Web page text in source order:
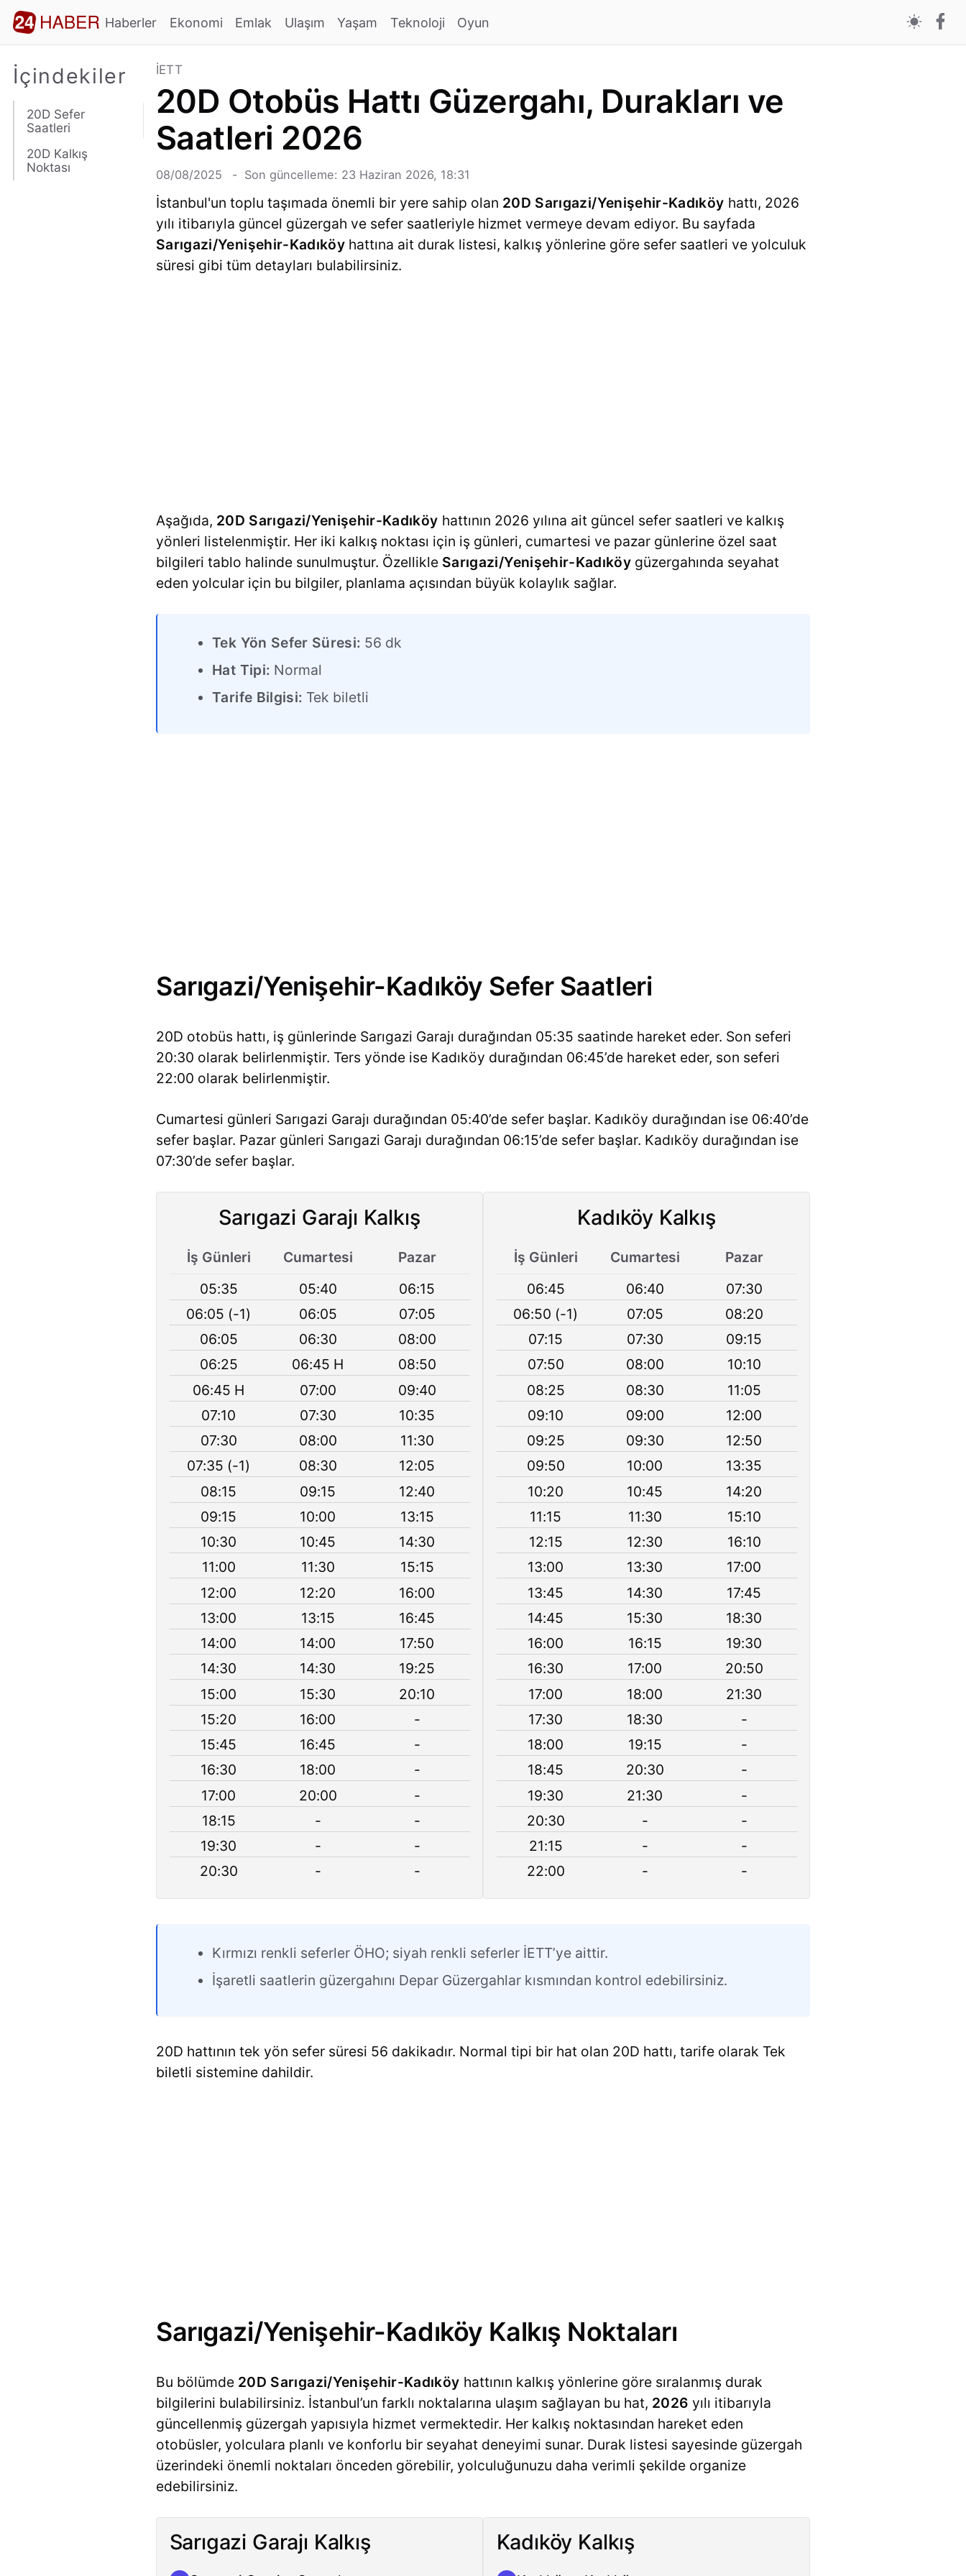
Haberler Ekonomi Emlak Ulaşım Yaşam Teknoloji Oyun
İçindekiler
20D Sefer
Saatleri
20D Kalkış
Noktası
İETT
20D Otobüs Hattı Güzergahı, Durakları ve
Saatleri 2026
08/08/2025 Son güncelleme: 23 Haziran 2026, 18:31
İstanbul'un toplu taşımada önemli bir yere sahip olan 20D Sarıgazi/Yenişehir-Kadıköy hattı, 2026
yılı itibarıyla güncel güzergah ve sefer saatleriyle hizmet vermeye devam ediyor. Bu sayfada
Sarıgazi/Yenişehir-Kadıköy hattına ait durak listesi, kalkış yönlerine göre sefer saatleri ve yolculuk
süresi gibi tüm detayları bulabilirsiniz.
Aşağıda, 20D Sarıgazi/Yenişehir-Kadıköy hattının 2026 yılına ait güncel sefer saatleri ve kalkış
yönleri listelenmiştir. Her iki kalkış noktası için iş günleri, cumartesi ve pazar günlerine özel saat
bilgileri tablo halinde sunulmuştur. Özellikle Sarıgazi/Yenişehir-Kadıköy güzergahında seyahat
eden yolcular için bu bilgiler, planlama açısından büyük kolaylık sağlar.
Tek Yön Sefer Süresi: 56 dk
Hat Tipi: Normal
Tarife Bilgisi: Tek biletli
Sarıgazi/Yenişehir-Kadıköy Sefer Saatleri
20D otobüs hattı, iş günlerinde Sarıgazi Garajı durağından 05:35 saatinde hareket eder. Son seferi
20:30 olarak belirlenmiştir. Ters yönde ise Kadıköy durağından 06:45’de hareket eder, son seferi
22:00 olarak belirlenmiştir.
Cumartesi günleri Sarıgazi Garajı durağından 05:40’de sefer başlar. Kadıköy durağından ise 06:40’de
sefer başlar. Pazar günleri Sarıgazi Garajı durağından 06:15’de sefer başlar. Kadıköy durağından ise
07:30’de sefer başlar.
Sarıgazi Garajı Kalkış
İş Günleri Cumartesi
Pazar
05:35
05:40
06:15
06:05 (-1)
06:05
07:05
06:05
06:30
08:00
06:25
06:45 H
08:50
06:45 H
07:00
09:40
07:10
07:30
10:35
07:30
08:00
11:30
07:35 (-1)
08:30
12:05
08:15
09:15
12:40
09:15
10:00
13:15
10:30
10:45
14:30
11:00
11:30
15:15
12:00
12:20
16:00
13:00
13:15
16:45
14:00
14:00
17:50
14:30
14:30
19:25
15:00
15:30
20:10
15:20
16:00
-
15:45
16:45
-
16:30
18:00
-
17:00
20:00
-
18:15
-
-
19:30
-
-
20:30
- -
Kadıköy Kalkış
İş Günleri Cumartesi
Pazar
06:45
06:40
07:30
06:50 (-1)
07:05
08:20
07:15
07:30
09:15
07:50
08:00
10:10
08:25
08:30
11:05
09:10
09:00
12:00
09:25
09:30
12:50
09:50
10:00
13:35
10:20
10:45
14:20
11:15
11:30
15:10
12:15
12:30
16:10
13:00
13:30
17:00
13:45
14:30
17:45
14:45
15:30
18:30
16:00
16:15
19:30
16:30
17:00
20:50
17:00
18:00
21:30
17:30
18:30
-
18:00
19:15
-
18:45
20:30
-
19:30
21:30
-
20:30
-
-
21:15
-
-
22:00
- -
Kırmızı renkli seferler ÖHO; siyah renkli seferler İETT’ye aittir.
İşaretli saatlerin güzergahını Depar Güzergahlar kısmından kontrol edebilirsiniz.
20D hattının tek yön sefer süresi 56 dakikadır. Normal tipi bir hat olan 20D hattı, tarife olarak Tek
biletli sistemine dahildir.
Sarıgazi/Yenişehir-Kadıköy Kalkış Noktaları
Bu bölümde 20D Sarıgazi/Yenişehir-Kadıköy hattının kalkış yönlerine göre sıralanmış durak
bilgilerini bulabilirsiniz. İstanbul’un farklı noktalarına ulaşım sağlayan bu hat, 2026 yılı itibarıyla
güncellenmiş güzergah yapısıyla hizmet vermektedir. Her kalkış noktasından hareket eden
otobüsler, yolculara planlı ve konforlu bir seyahat deneyimi sunar. Durak listesi sayesinde güzergah
üzerindeki önemli noktaları önceden görebilir, yolculuğunuzu daha verimli şekilde organize
edebilirsiniz.
Sarıgazi Garajı Kalkış Kadıköy Kalkış